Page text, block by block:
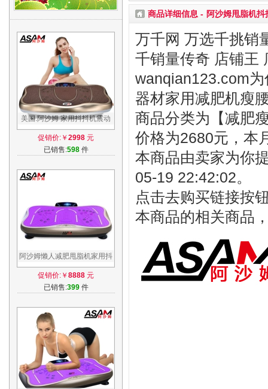
美国.阿沙姆 家用抖抖机震动
摇摆机全身甩脂机减肥瘦腿神
器塑身机
促销价:￥ 2998 元
已销售:598件
阿沙姆懒人减肥甩脂机家用抖
抖机瘦身腰带瘦肚子瘦腿神器
运动器材
促销价:￥ 8888 元
已销售:399件
商品详细信息 - 阿沙姆甩脂机
万千网 万选千挑销
千销量传奇 店铺王
wanqian123.com
器材家用减肥机瘦
商品分类为【减肥
价格为2680元，本
本商品由卖家为你
05-19 22:42:02。
点击去购买链接按
本商品的相关商品